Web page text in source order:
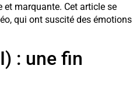
marquante. Cet article se
qui ont suscité des émotions
: une fin